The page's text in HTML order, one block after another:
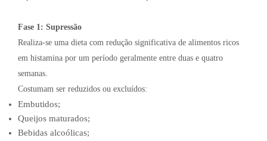
Fase 1: Supressão
Realiza-se uma dieta com redução significativa de alimentos ricos
em histamina por um período geralmente entre duas e quatro
semanas.
Costumam ser reduzidos ou excluídos:
Embutidos;
Queijos maturados;
Bebidas alcoólicas;